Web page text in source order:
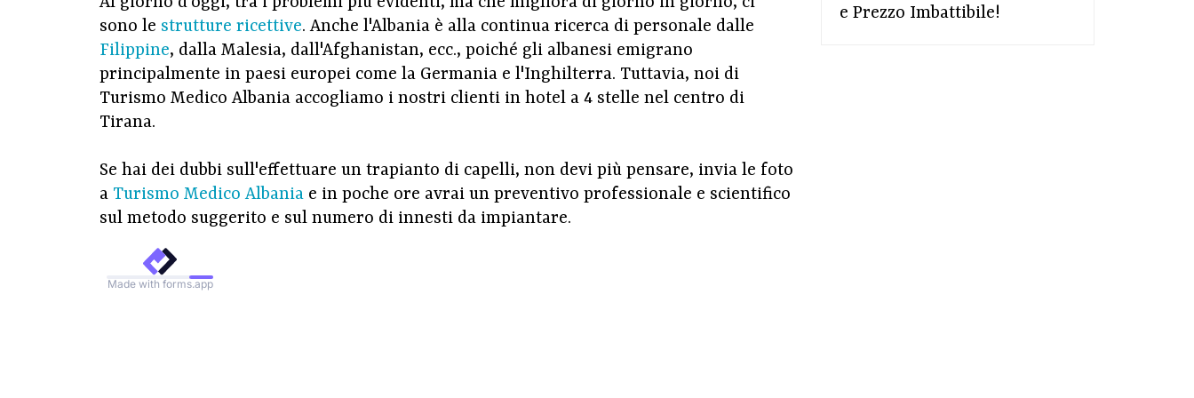
sono le strutture ricettive. Anche l'Albania è alla continua ricerca di personale dalle
Filippine, dalla Malesia, dall'Afghanistan, ecc., poiché gli albanesi emigrano
principalmente in paesi europei come la Germania e l'Inghilterra. Tuttavia, noi di
Turismo Medico Albania accogliamo i nostri clienti in hotel a 4 stelle nel centro di
Tirana.
Se hai dei dubbi sull'effettuare un trapianto di capelli, non devi più pensare, invia le foto
a Turismo Medico Albania e in poche ore avrai un preventivo professionale e scientifico
sul metodo suggerito e sul numero di innesti da impiantare.
e Prezzo Imbattibile!